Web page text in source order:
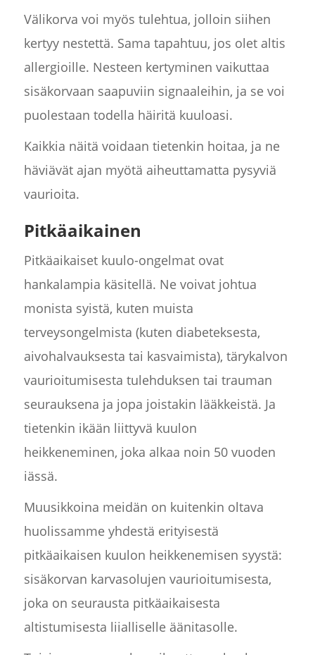
Välikorva voi myös tulehtua, jolloin siihen
kertyy nestettä. Sama tapahtuu, jos olet altis
allergioille. Nesteen kertyminen vaikuttaa
sisäkorvaan saapuviin signaaleihin, ja se voi
puolestaan todella häiritä kuuloasi.
Kaikkia näitä voidaan tietenkin hoitaa, ja ne
häviävät ajan myötä aiheuttamatta pysyviä
vaurioita.
Pitkäaikainen
Pitkäaikaiset kuulo-ongelmat ovat
hankalampia käsitellä. Ne voivat johtua
monista syistä, kuten muista
terveysongelmista (kuten diabeteksesta,
aivohalvauksesta tai kasvaimista), tärykalvon
vaurioitumisesta tulehduksen tai trauman
seurauksena ja jopa joistakin lääkkeistä. Ja
tietenkin ikään liittyvä kuulon
heikkeneminen, joka alkaa noin 50 vuoden
iässä.
Muusikkoina meidän on kuitenkin oltava
huolissamme yhdestä erityisestä
pitkäaikaisen kuulon heikkenemisen syystä:
sisäkorvan karvasolujen vaurioitumisesta,
joka on seurausta pitkäaikaisesta
altistumisesta liialliselle äänitasolle.